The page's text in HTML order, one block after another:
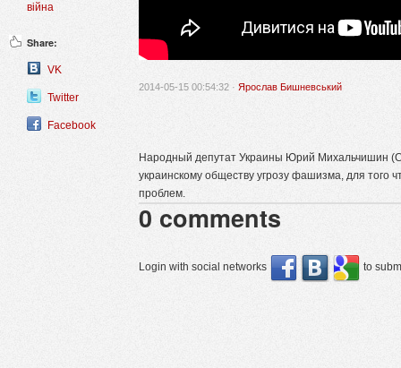
війна
Share:
VK
Twitter
Facebook
2014-05-15 00:54:32 · Ярослав Бишневський
Народный депутат Украины Юрий Михальчишин
украинскому обществу угрозу фашизма, для того
проблем.
0 comments
Login with social networks to